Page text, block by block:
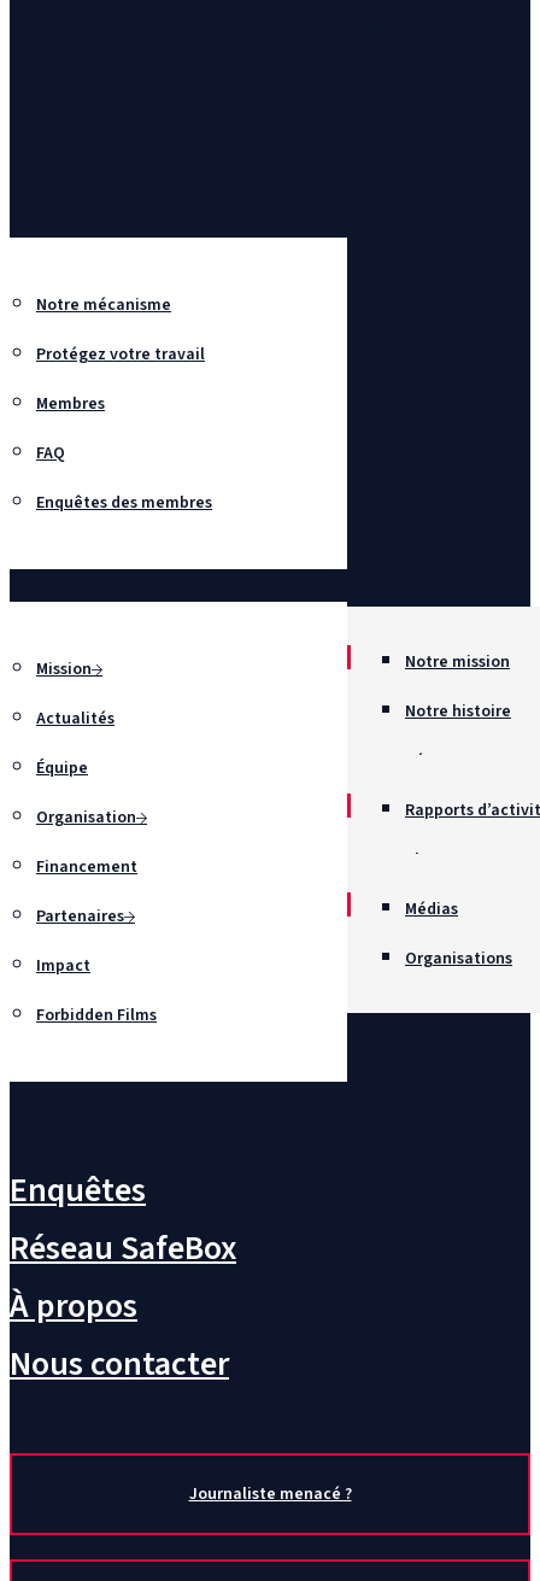
Notre mécanisme
Protégez votre travail
Membres
FAQ
Enquêtes des membres
Mission Notre mission
Notre histoire
Récompenses
Actualités
Équipe
Organisation Rapports
Chartes
Recrutement
Financement
Partenaires Médias
Organisations
Impact
Forbidden Films
Enquêtes
Réseau SafeBox
À propos
Nous contacter
Journaliste menacé ?